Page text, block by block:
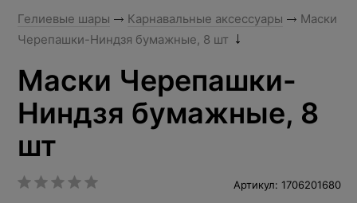
Гелиевые шары Карнавальные аксессуары
Маски
Черепашки-Ниндзя бумажные, 8 шт
Маски Черепашки-
Ниндзя бумажные, 8
шт
Артикул: 1706201680